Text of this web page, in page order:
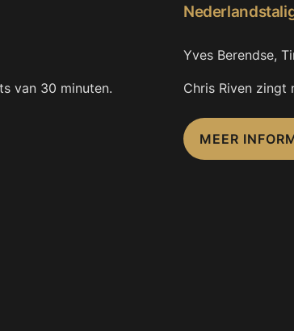
van 30 minuten.
Yves Berendse,
Chris Riven zingt
MEER